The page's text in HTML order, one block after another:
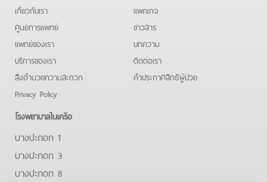
เกี่ยวกับเรา
ศูนย์การแพทย์
แพทย์ของเรา
บริการของเรา
สิ่งอำนวยความสะดวก
Privacy Policy
แพคเกจ
ข่าวสาร
บทความ
ติดต่อเรา
คําประกาศสิทธิผู้ป่วย
โรงพยาบาลในเครือ
บางปะกอก 1
บางปะกอก 3
บางปะกอก 8